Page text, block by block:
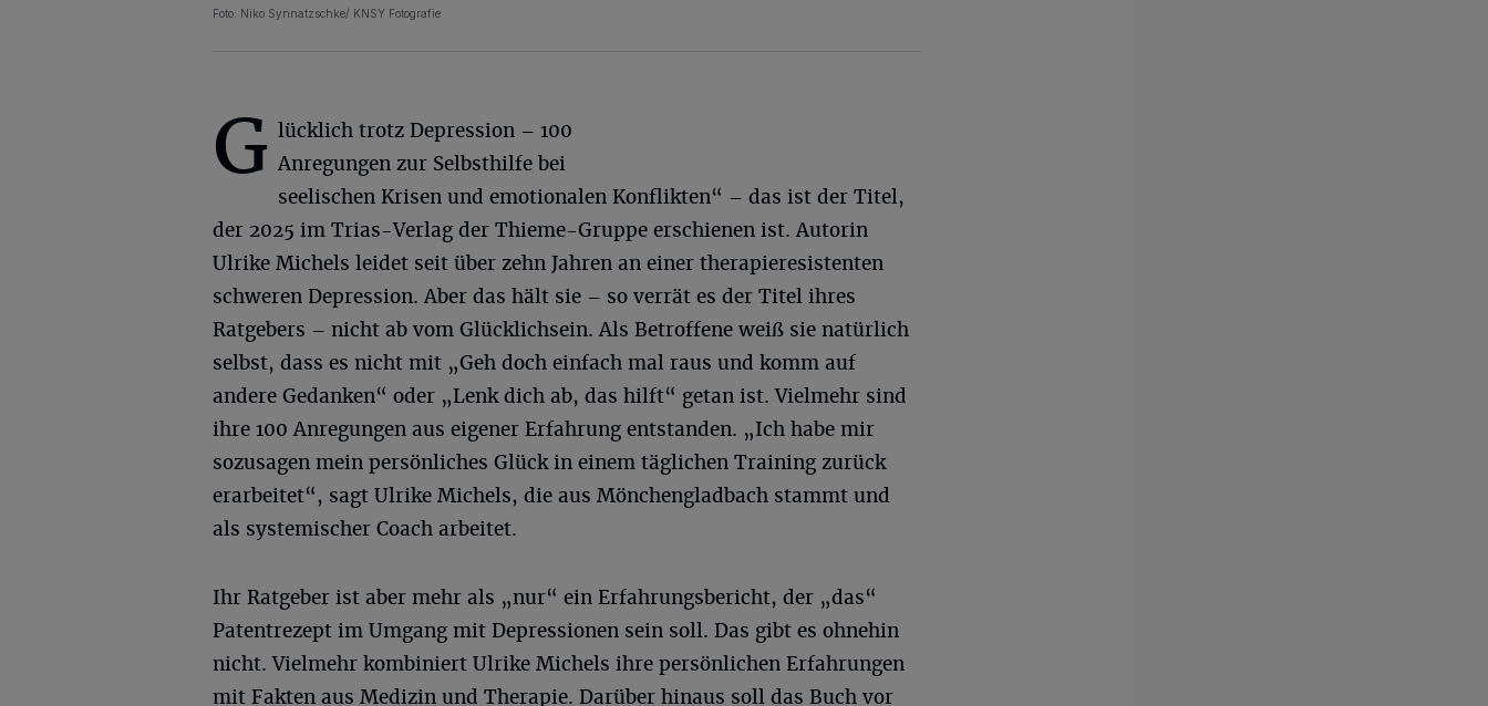
Foto: Niko Synnatzschke/ KNSY Fotografie
G lücklich trotz Depression – 100
Anregungen zur Selbsthilfe bei
seelischen Krisen und emotionalen Konflikten“ – das ist der Titel,
der 2025 im Trias-Verlag der Thieme-Gruppe erschienen ist. Autorin
Ulrike Michels leidet seit über zehn Jahren an einer therapieresistenten
schweren Depression. Aber das hält sie – so verrät es der Titel ihres
Ratgebers – nicht ab vom Glücklichsein. Als Betroffene weiß sie natürlich
selbst, dass es nicht mit „Geh doch einfach mal raus und komm auf
andere Gedanken“ oder „Lenk dich ab, das hilft“ getan ist. Vielmehr sind
ihre 100 Anregungen aus eigener Erfahrung entstanden. „Ich habe mir
sozusagen mein persönliches Glück in einem täglichen Training zurück
erarbeitet“, sagt Ulrike Michels, die aus Mönchengladbach stammt und
als systemischer Coach arbeitet.
Ihr Ratgeber ist aber mehr als „nur“ ein Erfahrungsbericht, der „das“
Patentrezept im Umgang mit Depressionen sein soll. Das gibt es ohnehin
nicht. Vielmehr kombiniert Ulrike Michels ihre persönlichen Erfahrungen
mit Fakten aus Medizin und Therapie. Darüber hinaus soll das Buch vor